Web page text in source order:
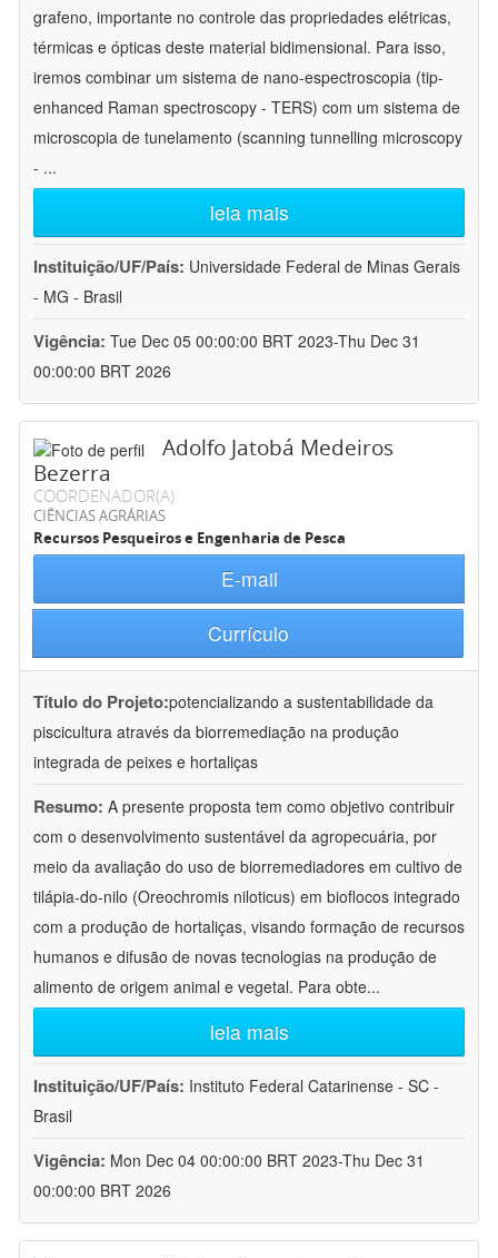
grafeno, importante no controle das propriedades elétricas,
térmicas e ópticas deste material bidimensional. Para isso,
iremos combinar um sistema de nano-espectroscopia (tip-
enhanced Raman spectroscopy - TERS) com um sistema de
microscopia de tunelamento (scanning tunnelling microscopy
- ...
leia mais
Instituição/UF/País: Universidade Federal de Minas Gerais
- MG - Brasil
Vigência: Tue Dec 05 00:00:00 BRT 2023-Thu Dec 31
00:00:00 BRT 2026
Adolfo Jatobá Medeiros
Bezerra
COORDENADOR(A)
CIÊNCIAS AGRÁRIAS
Recursos Pesqueiros e Engenharia de Pesca
E-mail
Currículo
Título do Projeto:potencializando a sustentabilidade da
piscicultura através da biorremediação na produção
integrada de peixes e hortaliças
Resumo: A presente proposta tem como objetivo contribuir
com o desenvolvimento sustentável da agropecuária, por
meio da avaliação do uso de biorremediadores em cultivo de
tilápia-do-nilo (Oreochromis niloticus) em bioflocos integrado
com a produção de hortaliças, visando formação de recursos
humanos e difusão de novas tecnologias na produção de
alimento de origem animal e vegetal. Para obte...
leia mais
Instituição/UF/País: Instituto Federal Catarinense - SC -
Brasil
Vigência: Mon Dec 04 00:00:00 BRT 2023-Thu Dec 31
00:00:00 BRT 2026